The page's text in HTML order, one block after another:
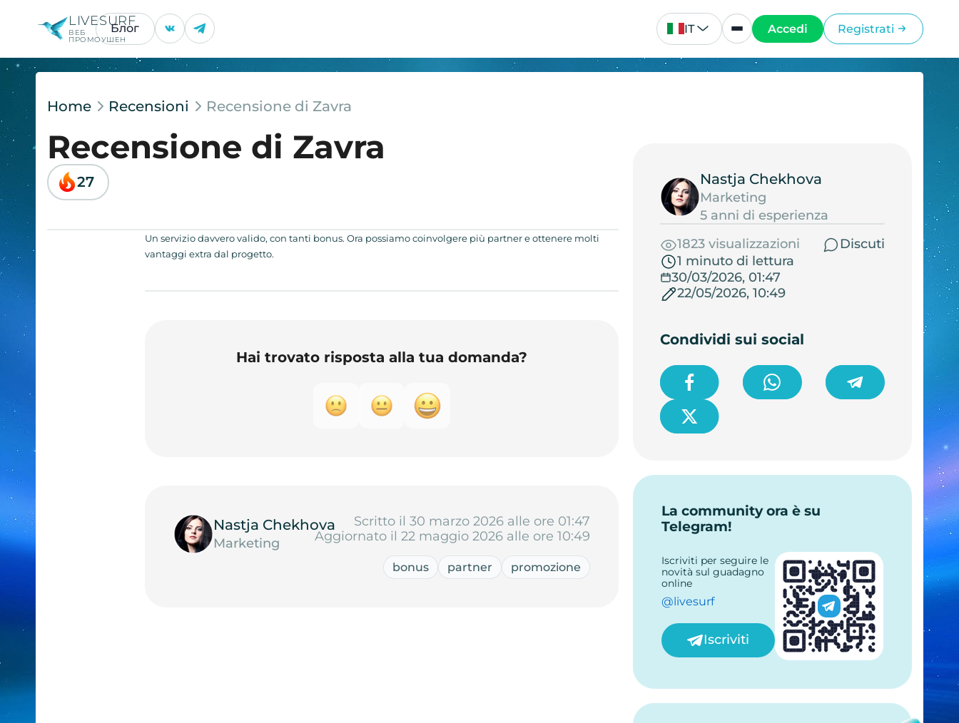
LIVESURF
ВЕБ
ПРОМОУШЕН
Блог IT Accedi Registrati
Home Recensioni Recensione di Zavra
Recensione di Zavra
27
Un servizio davvero valido, con tanti bonus. Ora possiamo coinvolgere più partner e ottenere molti
vantaggi extra dal progetto.
Hai trovato risposta alla tua domanda?
Nastja Chekhova
Marketing
Scritto il 30 marzo 2026 alle ore 01:47
Aggiornato il 22 maggio 2026 alle ore 10:49
bonus partner promozione
Nastja Chekhova
Marketing
5 anni di esperienza
1823 visualizzazioni
Discuti
1 minuto di lettura
30/03/2026, 01:47
22/05/2026, 10:49
Condividi sui social
La community ora è su
Telegram!
Iscriviti per seguire le
novità sul guadagno
online
@livesurf
Iscriviti